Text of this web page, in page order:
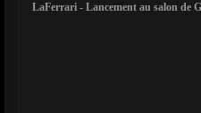
LaFerrari - Lancement au salon de